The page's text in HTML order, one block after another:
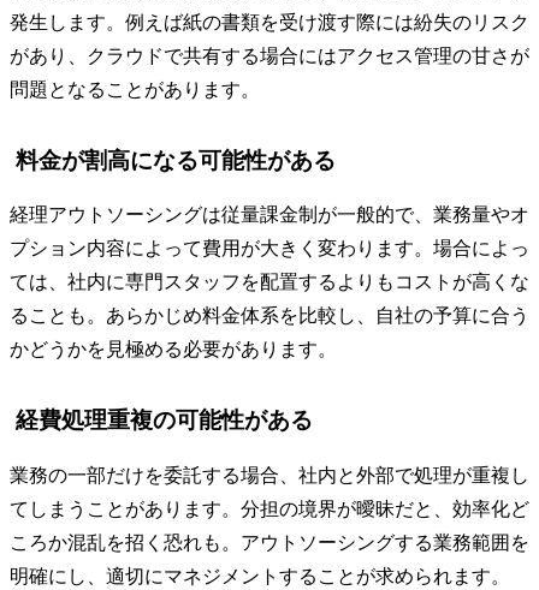
発生します。例えば紙の書類を受け渡す際には紛失のリスク
があり、クラウドで共有する場合にはアクセス管理の甘さが
問題となることがあります。
料金が割高になる可能性がある
経理アウトソーシングは従量課金制が一般的で、業務量やオ
プション内容によって費用が大きく変わります。場合によっ
ては、社内に専門スタッフを配置するよりもコストが高くな
ることも。あらかじめ料金体系を比較し、自社の予算に合う
かどうかを見極める必要があります。
経費処理重複の可能性がある
業務の一部だけを委託する場合、社内と外部で処理が重複し
てしまうことがあります。分担の境界が曖昧だと、効率化ど
ころか混乱を招く恐れも。アウトソーシングする業務範囲を
明確にし、適切にマネジメントすることが求められます。